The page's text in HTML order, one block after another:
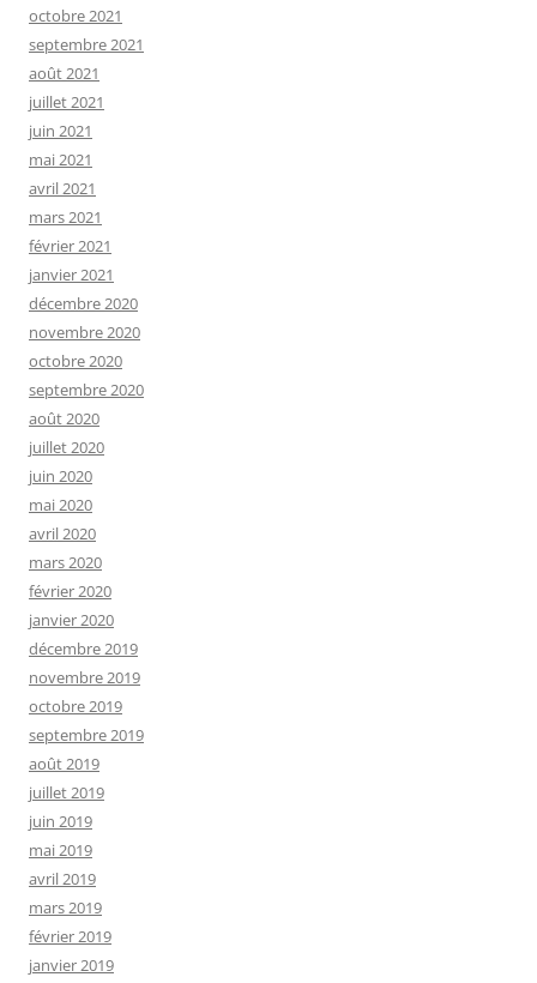
octobre 2021
septembre 2021
août 2021
juillet 2021
juin 2021
mai 2021
avril 2021
mars 2021
février 2021
janvier 2021
décembre 2020
novembre 2020
octobre 2020
septembre 2020
août 2020
juillet 2020
juin 2020
mai 2020
avril 2020
mars 2020
février 2020
janvier 2020
décembre 2019
novembre 2019
octobre 2019
septembre 2019
août 2019
juillet 2019
juin 2019
mai 2019
avril 2019
mars 2019
février 2019
janvier 2019